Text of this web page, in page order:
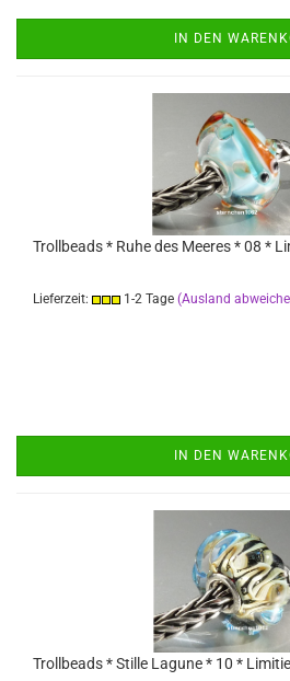
IN DEN
Trollbeads * Ruhe des Meeres * 08 *
Lieferzeit: 1-2 Tage (Ausland
IN DEN
Trollbeads * Stille Lagune * 10 *